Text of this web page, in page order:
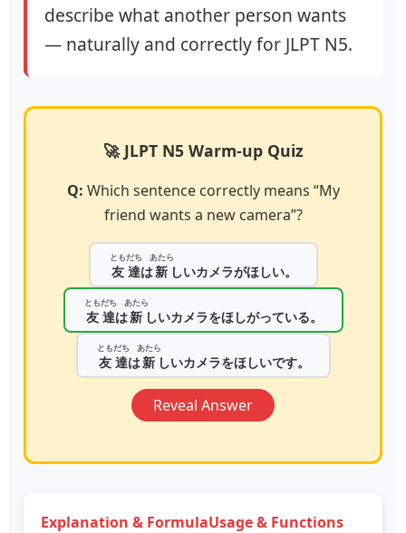
describe what another person wants
— naturally and correctly for JLPT N5.
🚀 JLPT N5 Warm-up Quiz
Q: Which sentence correctly means “My
friend wants a new camera”?
友達
ともだち
は新
あたら
しいカメラがほしい。
友達
ともだち
は新
あたら
しいカメラをほしがっている。
友達
ともだち
は新
あたら
しいカメラをほしいです。
Reveal Answer
Explanation & FormulaUsage & Functions